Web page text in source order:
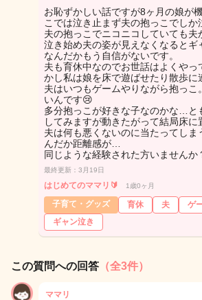
お恥ずかしい話ですが8ヶ月の娘が
こでは泣き止まず夫の抱っこでしか
夫の抱っこでニコニコしていても夫
泣き始め夫の姿が見えなくなるとギ
なんだかもう自信がないです。
夫も育休中なのでお世話はよくやっ
かし私は娘を床で遊ばせたり散歩に
夫はいつもゲームやりながら抱っこ
いんです😢
多分抱っこが好きな子なのかな…と
してみますが動きたがって結局床に
夫は何も悪くないのに当たってしま
んだか距離感が…
同じような経験された方いませんか
最終更新：3月19日
はじめてのママリ🔰 1歳0ヶ月
子育て・グッズ 育休 夫 ゲ
ギャン泣き
この質問への回答 （全3件）
ママリ